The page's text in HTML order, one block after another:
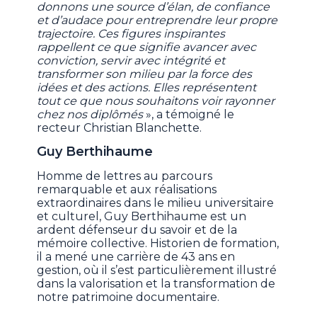
donnons une source d’élan, de confiance
et d’audace pour entreprendre leur propre
trajectoire. Ces figures inspirantes
rappellent ce que signifie avancer avec
conviction, servir avec intégrité et
transformer son milieu par la force des
idées et des actions. Elles représentent
tout ce que nous souhaitons voir rayonner
chez nos diplômés», a témoigné le
recteur Christian Blanchette.
Guy Berthihaume
Homme de lettres au parcours
remarquable et aux réalisations
extraordinaires dans le milieu universitaire
et culturel, Guy Berthihaume est un
ardent défenseur du savoir et de la
mémoire collective. Historien de formation,
il a mené une carrière de 43 ans en
gestion, où il s’est particulièrement illustré
dans la valorisation et la transformation de
notre patrimoine documentaire.